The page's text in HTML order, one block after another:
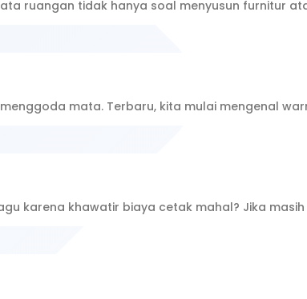
ruangan tidak hanya soal menyusun furnitur
mata. Terbaru, kita mulai mengenal
karena khawatir biaya cetak mahal? Jika masih